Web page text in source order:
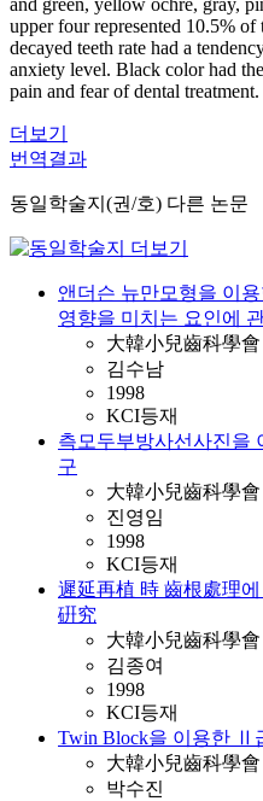
and green, yellow ochre, gray,
upper four represented 10.5%
decayed teeth rate had a
anxiety level. Black color had
pain and fear of dental treatment.
더보기
번역결과
동일학술지(권/호) 다른 논문
앤더슨 뉴만모형을 이
영향을 미치는 요인에
大韓小兒齒科學會
김수남
1998
KCI등재
측모두부방사선사진을
구
大韓小兒齒科學會
진영임
1998
KCI등재
遲延再植 時 齒根處理
硏究
大韓小兒齒科學會
김종여
1998
KCI등재
Twin Block을 이용한 Ⅱ
大韓小兒齒科學會
박수진